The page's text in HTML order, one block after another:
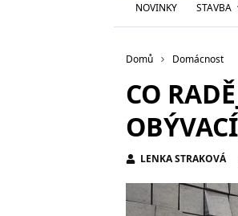
NOVINKY STAVBA
Domů Domácnost
CO
LENKA STRAKOVÁ